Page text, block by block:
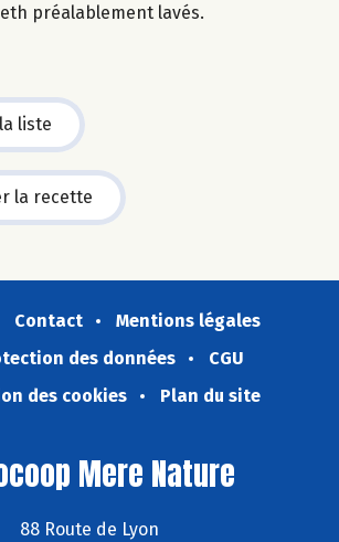
préalablement lavés.
liste
la recette
Contact
Mentions légales
des données
CGU
des cookies
Plan du site
Mere Nature
88 Route de Lyon